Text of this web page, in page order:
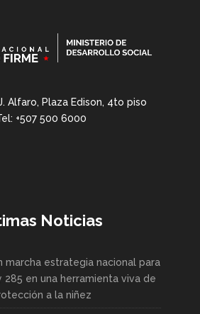
Alfaro, Plaza Edison, 4to piso
+507 500 6000
Noticias
marcha estrategia nacional para
285 en una herramienta viva de
a la niñez